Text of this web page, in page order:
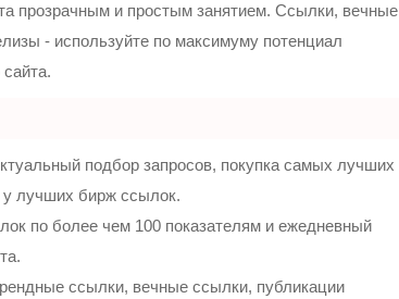
прозрачным и простым занятием. Ссылки, вечные
- используйте по максимуму потенциал
подбор запросов, покупка самых лучших
у лучших бирж ссылок.
по более чем 100 показателям и ежедневный
ссылки, вечные ссылки, публикации